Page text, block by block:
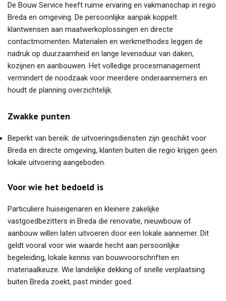
De Bouw Service heeft ruime ervaring en vakmanschap in regio
Breda en omgeving. De persoonlijke aanpak koppelt
klantwensen aan maatwerkoplossingen en directe
contactmomenten. Materialen en werkmethodes leggen de
nadruk op duurzaamheid en lange levensduur van daken,
kozijnen en aanbouwen. Het volledige procesmanagement
vermindert de noodzaak voor meerdere onderaannemers en
houdt de planning overzichtelijk.
Zwakke punten
Beperkt van bereik: de uitvoeringsdiensten zijn geschikt voor
Breda en directe omgeving, klanten buiten die regio krijgen geen
lokale uitvoering aangeboden.
Voor wie het bedoeld is
Particuliere huiseigenaren en kleinere zakelijke
vastgoedbezitters in Breda die renovatie, nieuwbouw of
aanbouw willen laten uitvoeren door een lokale aannemer. Dit
geldt vooral voor wie waarde hecht aan persoonlijke
begeleiding, lokale kennis van bouwvoorschriften en
materiaalkeuze. Wie landelijke dekking of snelle verplaatsing
buiten Breda zoekt, past minder goed.